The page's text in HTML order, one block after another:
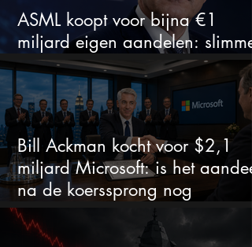
ASML koopt voor bijna €1
miljard eigen aandelen: slimme
zet of dure timing?
Bill Ackman kocht voor $2,1
miljard Microsoft: is het aandeel
na de koerssprong nog
aantrekkelijk?